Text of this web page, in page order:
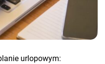
urlopowym: